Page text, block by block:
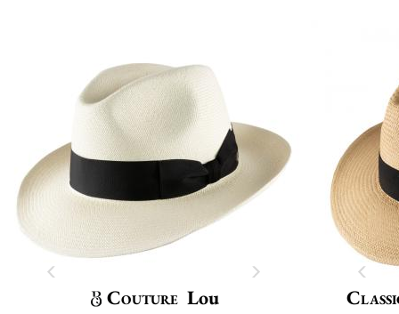
Couture Lou